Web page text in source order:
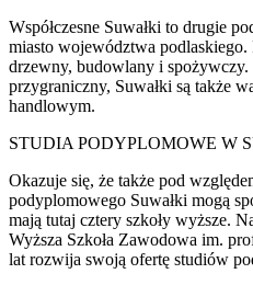
Współczesne Suwałki to drugie
miasto województwa podlaskiego.
drzewny, budowlany i spożywczy.
przygraniczny, Suwałki są także
handlowym.
STUDIA PODYPLOMOWE W
Okazuje się, że także pod
podyplomowego Suwałki mogą
mają tutaj cztery szkoły wyższe.
Wyższa Szkoła Zawodowa im.
lat rozwija swoją ofertę studiów